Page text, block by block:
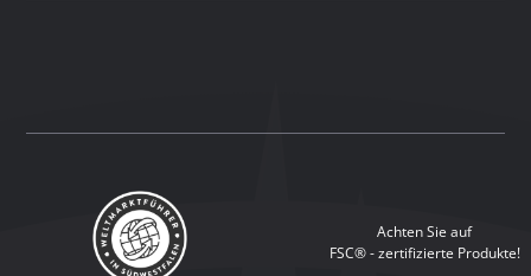
Achten Sie auf
FSC® - zertifizierte Produkte!